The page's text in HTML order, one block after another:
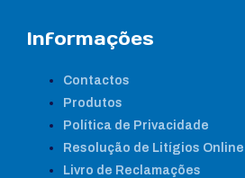
Informações
Contactos
Produtos
Política de Privacidade
Resolução de Litígios Online
Livro de Reclamações